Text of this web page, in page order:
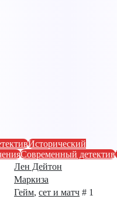
Исторический
Современный детектив
Лен Дейтон
Маркиза
Гейм, сет и матч # 1